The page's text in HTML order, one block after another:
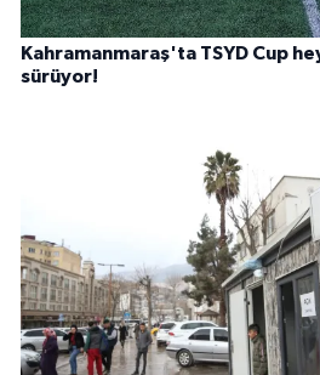
Kahramanmaraş'ta TSYD Cup
sürüyor!